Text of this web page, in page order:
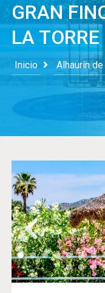
GRAN
LA TORRE
Inicio Alhaurín